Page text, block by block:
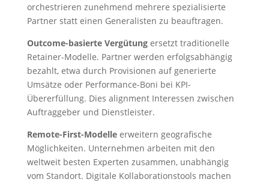
orchestrieren zunehmend mehrere spezialisierte
Partner statt einen Generalisten zu beauftragen.
Outcome-basierte Vergütungersetzt traditionelle
Retainer-Modelle. Partner werden erfolgsabhängig
bezahlt, etwa durch Provisionen auf generierte
Umsätze oder Performance-Boni bei KPI-
Übererfüllung. Dies alignment Interessen zwischen
Auftraggeber und Dienstleister.
Remote-First-Modelleerweitern geografische
Möglichkeiten. Unternehmen arbeiten mit den
weltweit besten Experten zusammen, unabhängig
vom Standort. Digitale Kollaborationstools machen